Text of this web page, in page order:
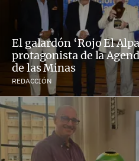
El galardón ‘Rojo El
protagonista de la
de las Minas
REDACCIÓN